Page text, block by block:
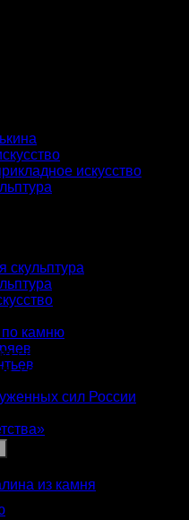
искусство
скульптура
по камню
сил России
кварц
следующей комбинации
серебрение, золочение,
из камня